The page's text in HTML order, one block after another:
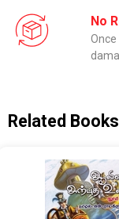
No
Related Books